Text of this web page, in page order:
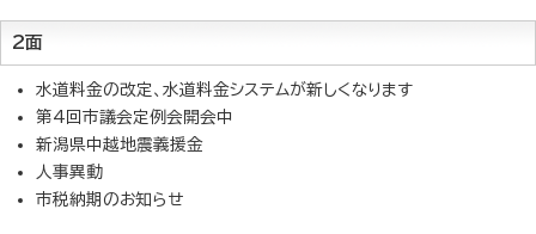
2面
水道料金の改定、水道料金システムが新しくなります
第4回市議会定例会開会中
新潟県中越地震義援金
人事異動
市税納期のお知らせ